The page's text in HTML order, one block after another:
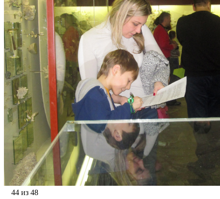
44 из 48